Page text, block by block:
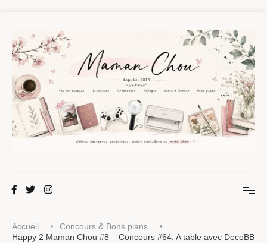
contenu
Maman Chou
Accueil
Concours & Bons plans
Happy 2 Maman Chou #8 – Concours #64: A table avec DecoBB